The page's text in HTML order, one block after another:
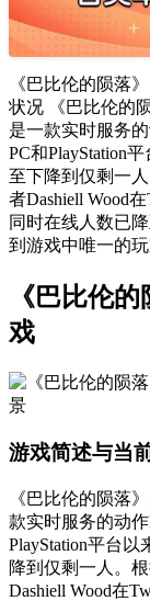
《巴比伦的陨落
状况 《巴比伦的
是一款实时服务
PC和PlayStation
至下降到仅剩一
者Dashiell Wood
同时在线人数已
到游戏中唯一的
《巴比伦
戏
游戏简述与当
《巴比伦的陨落
款实时服务的动
PlayStation平台
降到仅剩一人。
Dashiell Wood在